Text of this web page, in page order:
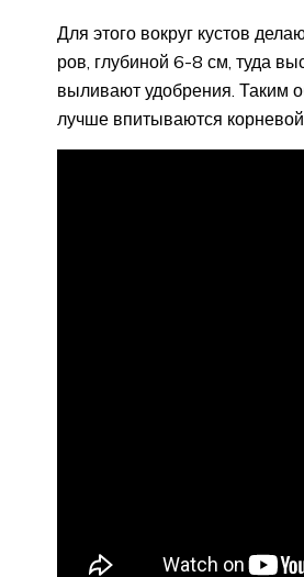
Для этого вокруг кустов
ров, глубиной 6-8 см, туда
выливают удобрения. Таким
лучше впитываются корневой